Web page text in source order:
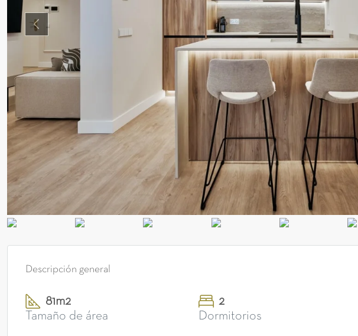
Descripción general
81m2
Tamaño de área
2
Dormitorios